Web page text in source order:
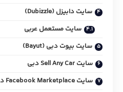
سایت دابیزل (Dubizzle)
سایت مستعمل عربی
سایت بیوت دبی (Bayut)
سایت Sell Any Car دبی
سایت Facebook Marketplace دبی